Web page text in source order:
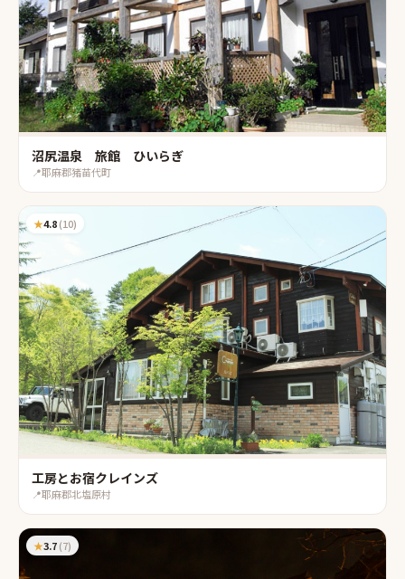
沼尻温泉 旅館 ひいらぎ
📍耶麻郡猪苗代町
★4.8(10)
工房とお宿クレインズ
📍耶麻郡北塩原村
★3.7(7)